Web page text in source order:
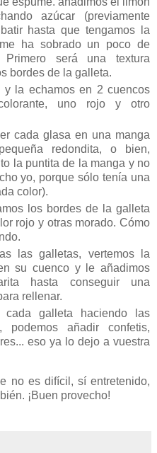
azúcar (previamente
hasta que tengamos la
ha sobrado un poco de
será una textura
bordes de la galleta.
la echamos en 2 cuencos
uno rojo y otro
cada glasa en una manga
redondita, o bien,
la puntita de la manga y no
yo, porque sólo tenía una
color).
los bordes de la galleta
rojo y otras morado. Cómo
las galletas, vertemos la
su cuenco y le añadimos
hasta conseguir una
rellenar.
cada galleta haciendo las
podemos añadir confetis,
eso ya lo dejo a vuestra
no es difícil, sí entretenido,
¡Buen provecho!